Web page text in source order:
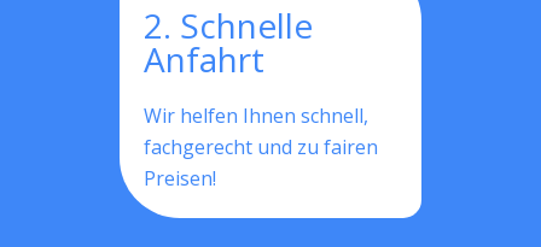
2. Schnelle
Anfahrt
Wir helfen Ihnen schnell,
fachgerecht und zu fairen
Preisen!